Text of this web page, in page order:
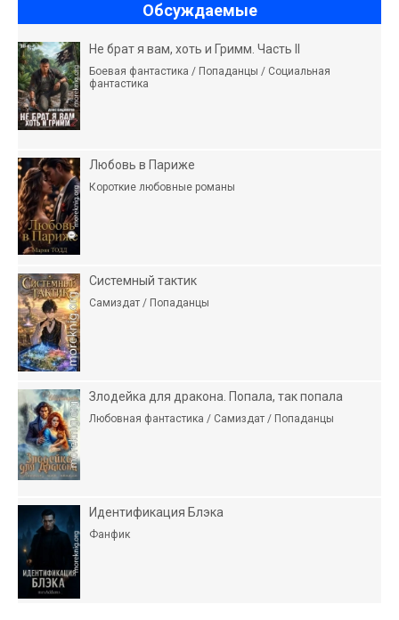
Обсуждаемые
Не брат я вам, хоть и Гримм. Часть II
Боевая фантастика / Попаданцы / Социальная
фантастика
Любовь в Париже
Короткие любовные романы
Системный тактик
Самиздат / Попаданцы
Злодейка для дракона. Попала, так попала
Любовная фантастика / Самиздат / Попаданцы
Идентификация Блэка
Фанфик